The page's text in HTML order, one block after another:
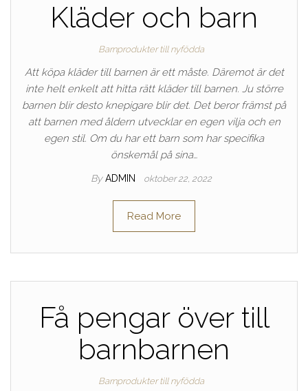
Kläder och barn
Barnprodukter till nyfödda
Att köpa kläder till barnen är ett måste. Däremot är det
inte helt enkelt att hitta rätt kläder till barnen. Ju större
barnen blir desto knepigare blir det. Det beror främst på
att barnen med åldern utvecklar en egen vilja och en
egen stil. Om du har ett barn som har specifika
önskemål på sina…
By ADMIN oktober 22, 2022
Read More
Få pengar över till
barnbarnen
Barnprodukter till nyfödda